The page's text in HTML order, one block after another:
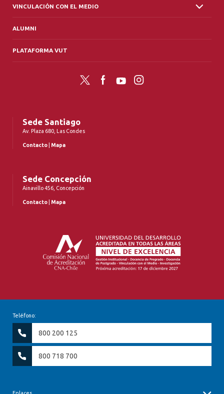
VINCULACIÓN CON EL MEDIO
ALUMNI
PLATAFORMA VUT
Twitter FacebookYouTubeInstagram
Sede Santiago
Av. Plaza 680, Las Condes
Contacto Mapa
Sede Concepción
Ainavillo 456, Concepción
Contacto Mapa
Teléfono:
800 200 125
800 718 700
Enlaces